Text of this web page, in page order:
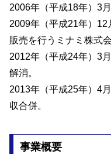
2006年（平成18年）3
2009年（平成21年）12
販売を行うミナミ株式
2012年（平成24年）3
解消。
2013年（平成25年）4
収合併。
事業概要